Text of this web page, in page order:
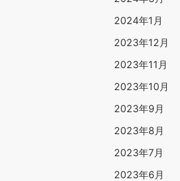
2024年1月
2023年12月
2023年11月
2023年10月
2023年9月
2023年8月
2023年7月
2023年6月